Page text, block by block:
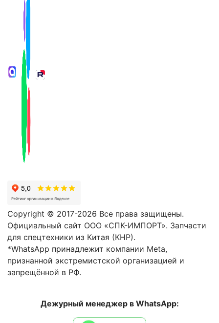
Copyright © 2017-2026 Все права защищены.
Официальный сайт ООО «СПК-ИМПОРТ». Запчасти
для спецтехники из Китая (КНР).
*WhatsApp принадлежит компании Meta,
признанной экстремистской организацией и
запрещённой в РФ.
Дежурный менеджер в WhatsApp: